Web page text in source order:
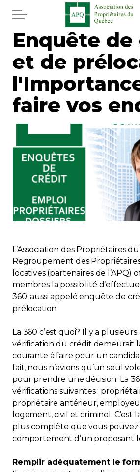
Aller au contenu
Accueil
Services
Actualités
Journal
Juridique
Mot de l'éditeur
Divers
Réglementation
Copropriété
Environnement
Rabais APQ
App APQ
Médias
FAQ
Enquête
et de
faire vos
L’Association des Propriétaires
Regroupement des
locatives (partenaires de l’APQ)
membres la possibilité
360, aussi appelé enquête de
prélocation.
La 360 c’est quoi? Il y a plusieurs
vérification du crédit demeurait
courante à faire pour un
fait, nous n’avions qu’un seul
pour prendre une décision. La
vérifications suivantes :
propriétaire antérieur,
logement, civil et criminel. C’est
plus complète que vous
comportement d’un proposant
Remplir adéquatement le